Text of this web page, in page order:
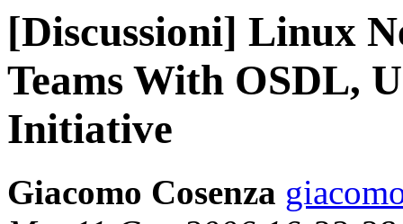
[Discussioni] Linux
Teams With OSDL,
Initiative
Giacomo Cosenza